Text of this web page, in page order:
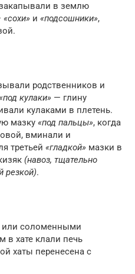
в землю
«сохи» и «подсошники»,
родственников и
кулаки» — глину
кулаками в плетень.
мазку «под пальцы», когда
вминали и
третьей «гладкой» мазки в
(навоз, тщательно
резкой).
или соломенными
в хате клали печь
хаты перенесена с